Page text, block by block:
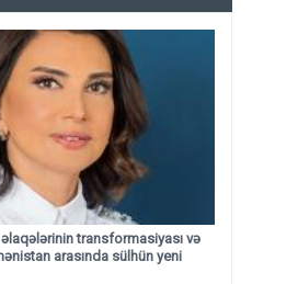
transformasiyası və
arasında sülhün yeni